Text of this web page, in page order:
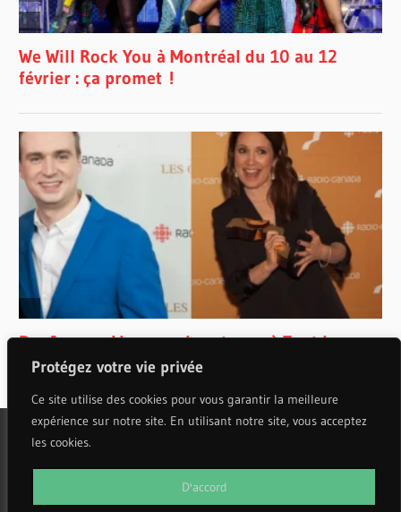
Protégez votre vie privée
Ce site utilise des cookies pour vous garantir la meilleure
expérience sur notre site. En utilisant notre site, vous acceptez
les cookies.
D'accord
WordPress Theme: Wellington by ThemeZee.